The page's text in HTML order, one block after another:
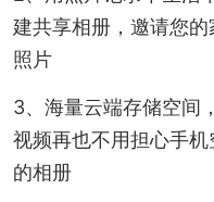
建共享相册，邀请您
照片
3、海量云端存储空间
视频再也不用担心手
的相册